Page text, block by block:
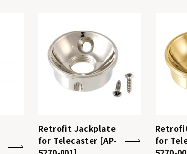
Retrofit Jackplate
for Telecaster [AP-
for